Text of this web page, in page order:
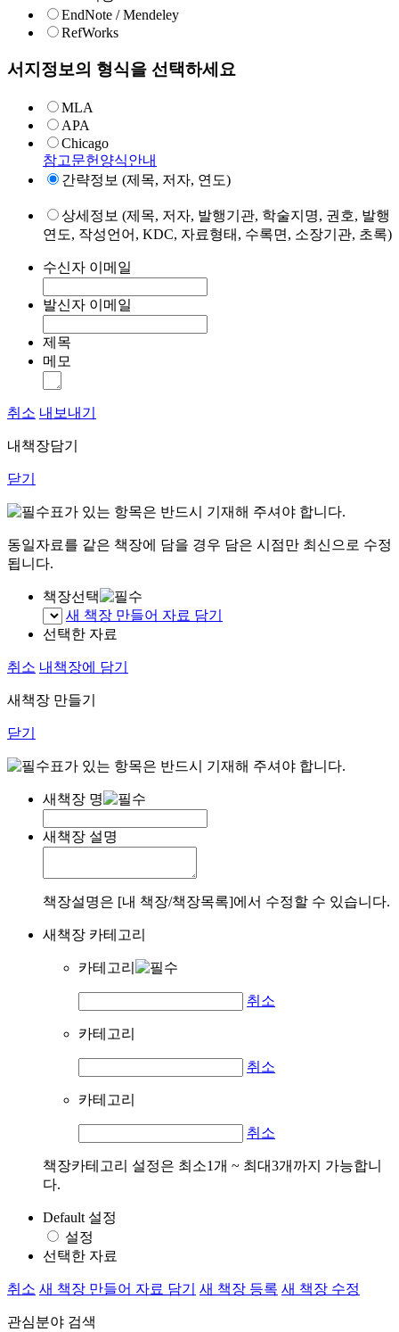
EndNote / Mendeley
RefWorks
서지정보의 형식을 선택하세요
MLA
APA
Chicago
참고문헌양식안내
간략정보 (제목, 저자, 연도)
상세정보 (제목, 저자, 발행기관, 학술지명, 권호, 발행
연도, 작성언어, KDC, 자료형태, 수록면, 소장기관, 초록)
수신자 이메일
발신자 이메일
제목
메모
취소 내보내기
내책장담기
닫기
표가 있는 항목은 반드시 기재해 주셔야 합니다.
동일자료를 같은 책장에 담을 경우 담은 시점만 최신으로 수정
됩니다.
책장선택
새 책장 만들어 자료 담기
선택한 자료
취소 내책장에 담기
새책장 만들기
닫기
표가 있는 항목은 반드시 기재해 주셔야 합니다.
새책장 명
새책장 설명
책장설명은 [내 책장/책장목록]에서 수정할 수 있습니다.
새책장 카테고리
카테고리
취소
카테고리
취소
카테고리
취소
책장카테고리 설정은 최소1개 ~ 최대3개까지 가능합니
다.
Default 설정
설정
선택한 자료
취소 새 책장 만들어 자료 담기 새 책장 등록 새 책장 수정
관심분야 검색